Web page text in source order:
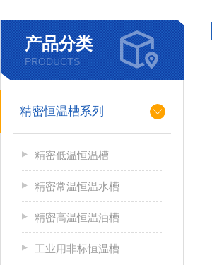
产品分类
PRODUCTS
精密恒温槽系列
精密低温恒温槽
精密常温恒温水槽
精密高温恒温油槽
工业用非标恒温槽